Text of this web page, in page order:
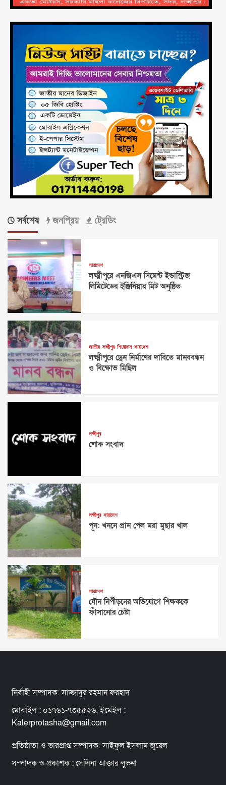
সর্বশেষ জনপ্রিয় ট্রেডিং
সারাদেশ
লক্ষ্মীপুরে এনজিএস সিমেন্ট ইন্ডাস্ট্রিজ
লিমিটেডের ইঞ্জিনিয়ার মিট অনুষ্ঠিত
জাতীয় লক্ষ্মীপুর শিরোনাম সারাদেশ
লক্ষ্মীপুরে ড্রেন নির্মাণের দাবিতে মানববন্ধন
ও বিক্ষোভ মিছিল
লক্ষ্মীপুর
শোক সংবাদ
লক্ষ্মীপুর সারাদেশ
পূন: খননে প্রান পেল মরা মুছার খাল
সারাদেশ
যৌন নিপীড়নের অভিযোগে শিক্ষককে
ফাঁসানোর চেষ্টা
নির্বাহী সম্পাদক: সাজ্জাদুর রহমান ফরহাদ
মোবাইল : ০১৭৬১-৭৩৫৫২৬, ইমেইল :
Kalerprotasha@gmail.com
প্রতিষ্ঠাতা ও ভারপ্রাপ্ত সম্পাদক: সাইফুল ইসলাম জুয়েল
সম্পাদক ও প্রকাশক : সেলিনা আক্তার লুভনা